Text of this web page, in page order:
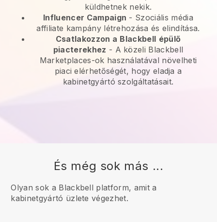
küldhetnek nekik.
Influencer Campaign - Szociális média
affiliate kampány létrehozása és elindítása.
Csatlakozzon a Blackbell épülő
piacterekhez - A közeli Blackbell
Marketplaces-ok használatával növelheti
piaci elérhetőségét, hogy eladja a
kabinetgyártó szolgáltatásait.
És még sok más ...
Olyan sok a Blackbell platform, amit a
kabinetgyártó üzlete végezhet.